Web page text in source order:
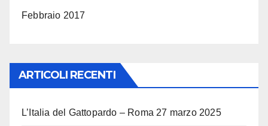
Febbraio 2017
ARTICOLI RECENTI
L’Italia del Gattopardo – Roma 27 marzo 2025